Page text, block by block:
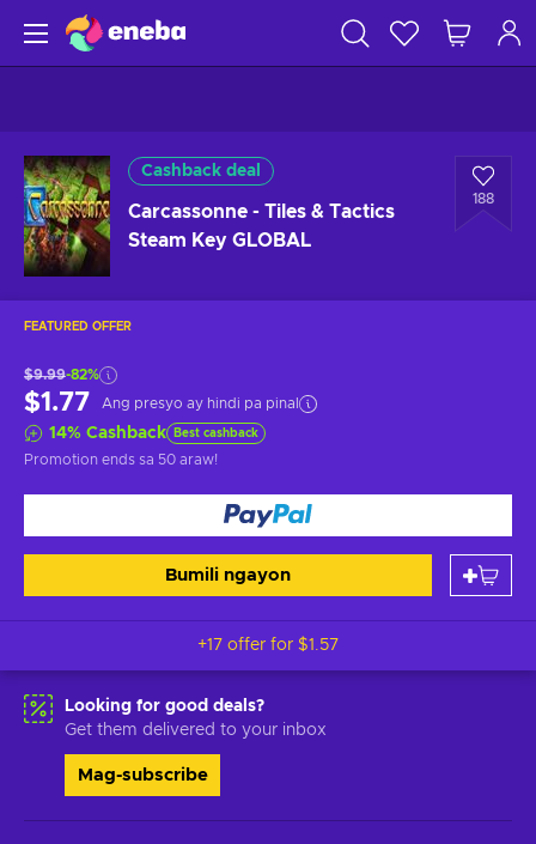
Cashback deal
Carcassonne - Tiles & Tactics
Steam Key GLOBAL
188
FEATURED OFFER
$9.99-82%
$1.77 Ang presyo ay hindi pa pinal
14% Cashback Best cashback
Promotion ends sa 50 araw!
Bumili ngayon
+17 offer for $1.57
Looking for good deals?
Get them delivered to your inbox
Mag-subscribe